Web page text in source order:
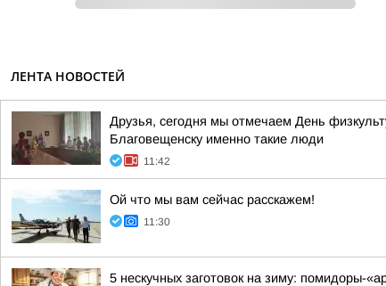
ЛЕНТА НОВОСТЕЙ
Друзья, сегодня мы отмечаем День
Благовещенску именно такие люди
11:42
Ой что мы вам сейчас расскажем!
11:30
5 нескучных заготовок на зиму: помидоры-